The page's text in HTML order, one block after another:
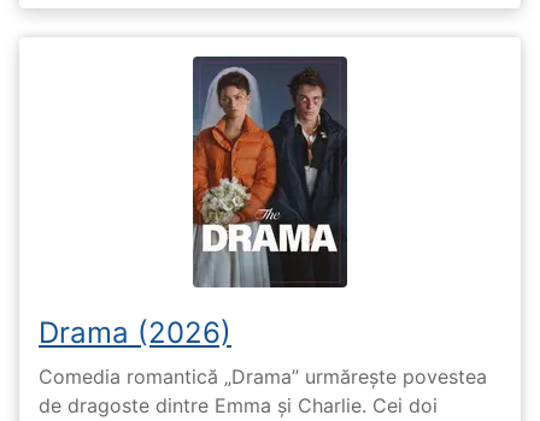
Drama (2026)
Comedia romantică „Drama” urmărește povestea
de dragoste dintre Emma și Charlie. Cei doi